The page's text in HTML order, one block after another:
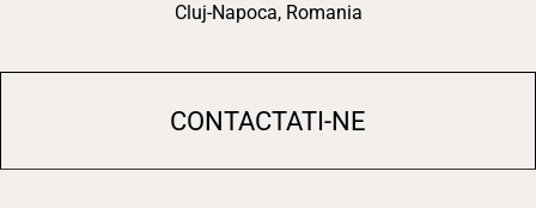
Cluj-Napoca, Romania
CONTACTATI-NE